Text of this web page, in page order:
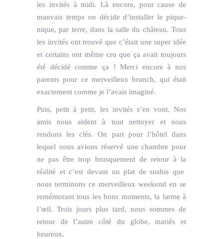
les invités à midi. Là encore, pour cause de
mauvais temps on décide d’installer le pique-
nique, par terre, dans la salle du château. Tous
les invités ont trouvé que c’était une super idée
et certains ont même cru que ça avait toujours
été décidé comme ça ! Merci encore à nos
parents pour ce merveilleux brunch, qui était
exactement comme je l’avais imaginé.
Puis, petit à petit, les invités s’en vont. Nos
amis nous aident à tout nettoyer et nous
rendons les clés. On part pour l’hôtel dans
lequel nous avions réservé une chambre pour
ne pas être trop brusquement de retour à la
réalité et c’est devant un plat de sushis que
nous terminons ce merveilleux weekend en se
remémorant tous les bons moments, la larme à
l’œil. Trois jours plus tard, nous sommes de
retour de l’autre côté du globe, mariés et
heureux.